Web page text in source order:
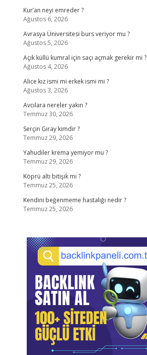
Kur’an neyi emreder ?
Ağustos 6, 2026
Avrasya Üniversitesi burs veriyor mu ?
Ağustos 5, 2026
Açık küllü kumral için saçı açmak gerekir mi ?
Ağustos 4, 2026
Alice kız ismi mi erkek ismi mi ?
Ağustos 3, 2026
Avcılara nereler yakın ?
Temmuz 30, 2026
Serçin Giray kimdir ?
Temmuz 29, 2026
Yahudiler krema yemiyor mu ?
Temmuz 29, 2026
Köprü altı bitişik mi ?
Temmuz 25, 2026
Kendini beğenmeme hastalığı nedir ?
Temmuz 25, 2026